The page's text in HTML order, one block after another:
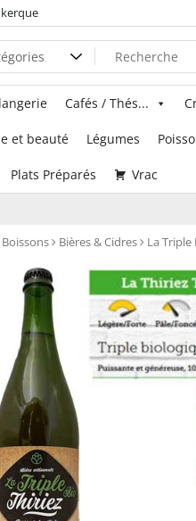
Cafés / Thés...
et beauté Légumes
Plats Préparés Vrac
Boissons Bières & Cidres La Triple